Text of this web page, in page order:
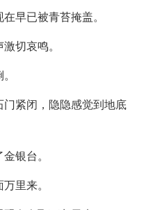
早已被青苔掩盖。
切哀鸣。
紧闭，隐隐感觉到地底
银台。
里来。